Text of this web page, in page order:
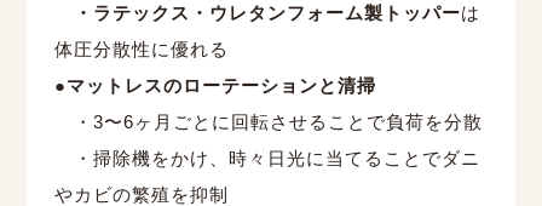
・ラテックス・ウレタンフォーム製トッパーは
体圧分散性に優れる
●マットレスのローテーションと清掃
・3〜6ヶ月ごとに回転させることで負荷を分散
・掃除機をかけ、時々日光に当てることでダニ
やカビの繁殖を抑制